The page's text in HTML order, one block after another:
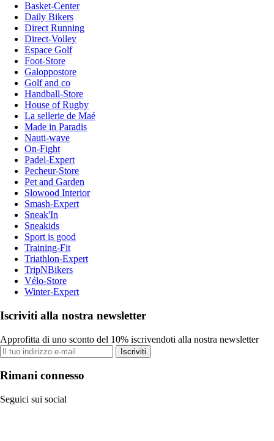
Basket-Center
Daily Bikers
Direct Running
Direct-Volley
Espace Golf
Foot-Store
Galoppostore
Golf and co
Handball-Store
House of Rugby
La sellerie de Maé
Made in Paradis
Nauti-wave
On-Fight
Padel-Expert
Pecheur-Store
Pet and Garden
Slowood Interior
Smash-Expert
Sneak'In
Sneakids
Sport is good
Training-Fit
Triathlon-Expert
TripNBikers
Vélo-Store
Winter-Expert
Iscriviti alla nostra newsletter
Approfitta di uno sconto del 10% iscrivendoti alla nostra newsletter
Iscriviti
Rimani connesso
Seguici sui social